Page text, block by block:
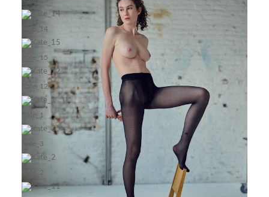
Kate_14
Kate_15
Kate_12
Kate_1
Kate_3
Kate_2